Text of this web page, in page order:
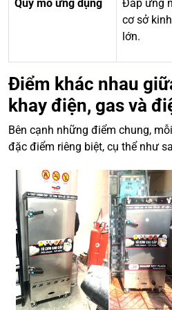
Quy mô ứng dụng
Đáp ứng
cơ sở
lớn.
Điểm khác nhau
khay điện, gas và
Bên cạnh những điểm chung,
đặc điểm riêng biệt, cụ thể như